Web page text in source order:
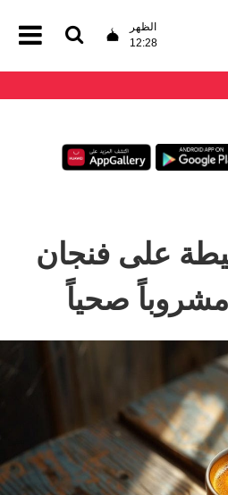
الظهر
12:28
على فنجان
صحياً